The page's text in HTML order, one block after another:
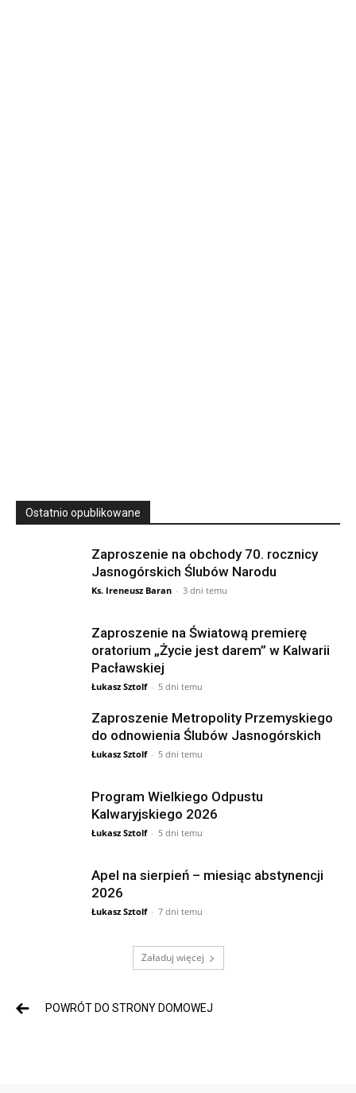
Ostatnio opublikowane
Zaproszenie na obchody 70. rocznicy
Jasnogórskich Ślubów Narodu
Ks. Ireneusz Baran - 3 dni temu
Zaproszenie na Światową premierę
oratorium „Życie jest darem” w Kalwarii
Pacławskiej
Łukasz Sztolf - 5 dni temu
Zaproszenie Metropolity Przemyskiego
do odnowienia Ślubów Jasnogórskich
Łukasz Sztolf - 5 dni temu
Program Wielkiego Odpustu
Kalwaryjskiego 2026
Łukasz Sztolf - 5 dni temu
Apel na sierpień – miesiąc abstynencji
2026
Łukasz Sztolf - 7 dni temu
Załaduj więcej
POWRÓT DO STRONY DOMOWEJ